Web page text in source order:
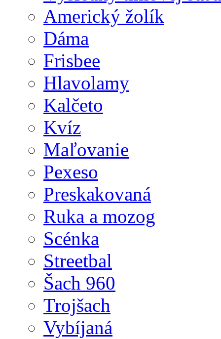
Americký žolík
Dáma
Frisbee
Hlavolamy
Kalčeto
Kvíz
Maľovanie
Pexeso
Preskakovaná
Ruka a mozog
Scénka
Streetbal
Šach 960
Trojšach
Vybíjaná